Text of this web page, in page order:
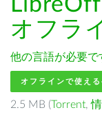
オフラ
他の言語が必要で
オフラインで使え
2.5 MB (Torrent,